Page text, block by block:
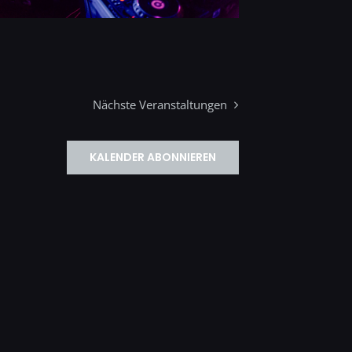
NächsteVeranstaltungen
KALENDER ABONNIEREN